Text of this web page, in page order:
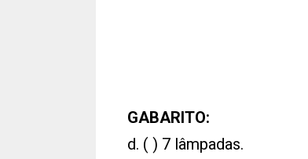
GABARITO:
d. ( ) 7 lâmpadas.